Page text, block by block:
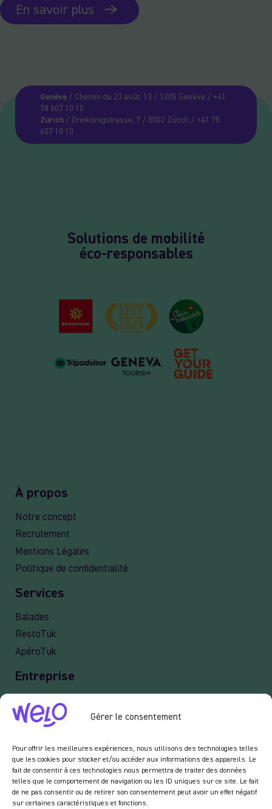
Gérer le consentement
Pour offrir les meilleures expériences, nous utilisons des technologies telles
que les cookies pour stocker et/ou accéder aux informations des appareils. Le
fait de consentir à ces technologies nous permettra de traiter des données
telles que le comportement de navigation ou les ID uniques sur ce site. Le fait
de ne pas consentir ou de retirer son consentement peut avoir un effet négatif
sur certaines caractéristiques et fonctions.
En savoir plus
Genève/ Chemin du 23 août, 13 / 1205 Genève / +41
78 607 10 10
Zurich/ Dreikönigstrasse, 7 / 8002 Zürich / +41 78
607 10 10
Solutions de mobilité
éco-responsables
À propos
Notre concept
Recrutement
Mentions Légales
Politique de confidentialité
Services
Balades
RestoTuk
ApéroTuk
Entreprise
Events
Services entreprises
Newsletter :